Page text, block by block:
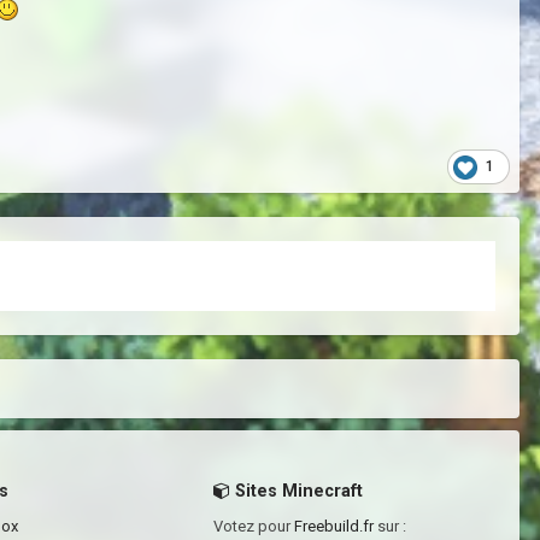
1
Sites Minecraft
Votez pourFreebuild.frsur :